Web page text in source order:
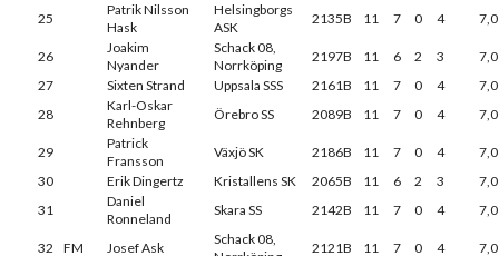
25
Patrik Nilsson
Hask
Helsingborgs
ASK
2135B 11 7 0 4 7,0
26
Joakim
Nyander
Schack 08,
Norrköping
2197B 11 6 2 3
7,0
27
Sixten Strand Uppsala SSS 2161B 11 7 0 4
7,0
28
Karl-Oskar
Rehnberg
Örebro SS 2089B 11 7 0 4 7,0
29
Patrick
Fransson
Växjö SK 2186B 11 7 0 4
7,0
30
Erik Dingertz Kristallens SK 2065B 11 6 2 3
7,0
31
Daniel
Ronneland
Skara SS 2142B 11 7 0 4 7,0
32 FM Josef Ask
Schack 08,
2121B 11 7 0 4 7,0